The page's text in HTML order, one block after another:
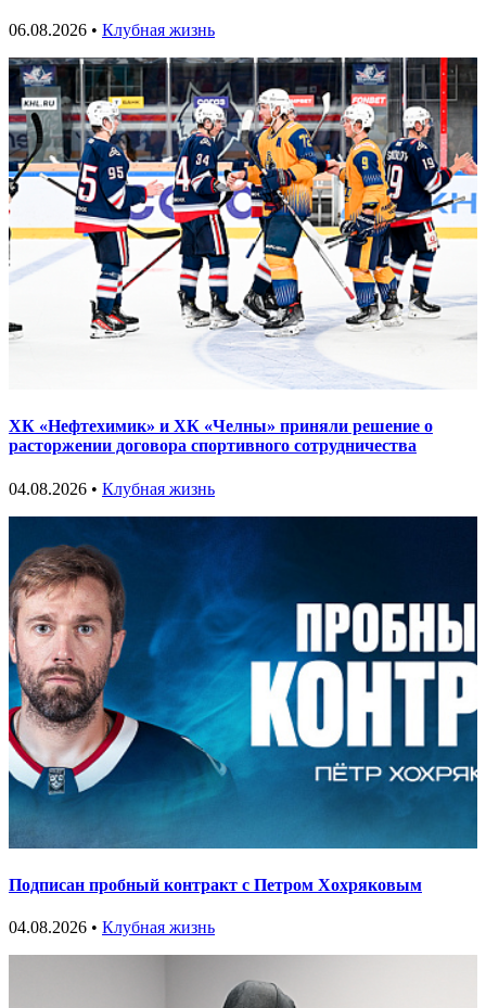
06.08.2026 • Клубная жизнь
ХК «Нефтехимик» и ХК «Челны» приняли решение о
расторжении договора спортивного сотрудничества
04.08.2026 • Клубная жизнь
Подписан пробный контракт с Петром Хохряковым
04.08.2026 • Клубная жизнь